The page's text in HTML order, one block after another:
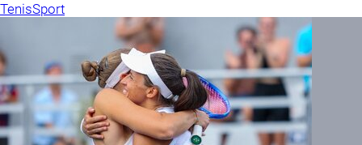
TenisSport